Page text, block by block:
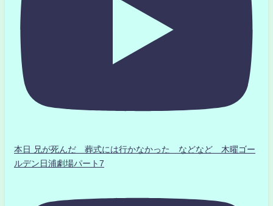
本日 兄が死んだ 葬式には行かなかった などなど 木曜ゴー
ルデン日浦劇場パート7